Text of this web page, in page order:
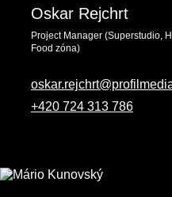
Oskar Rejchrt
Project Manager (Superstudio,
Food zóna)
+420 ‭724 313 786‬